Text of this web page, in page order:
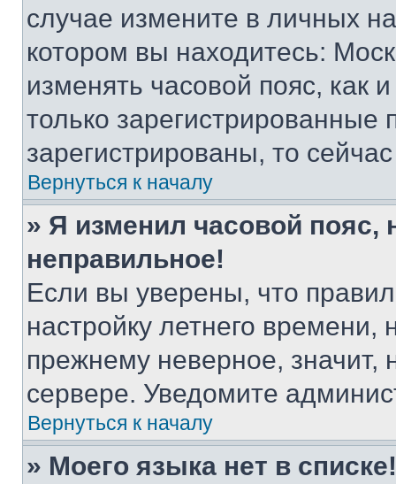
случае измените в личных
котором вы находитесь:
изменять часовой пояс, как
только
зарегистрированы, то
Вернуться к началу
» Я изменил часовой пояс,
неправильное!
Если вы уверены, что
настройку летнего
прежнему неверное, значит,
сервере. Уведомите
Вернуться к началу
» Моего языка нет в списке!